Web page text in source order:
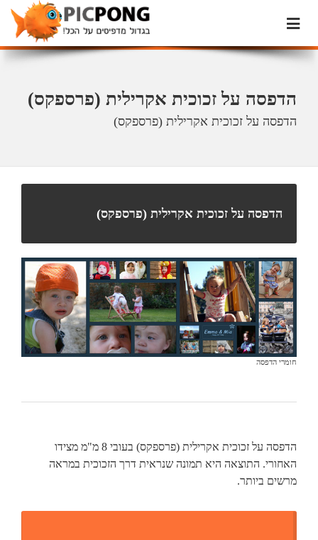
הדפסה על זכוכית אקרילית (פרספקס)
הדפסה על זכוכית אקרילית (פרספקס)
הדפסה על זכוכית אקרילית (פרספקס)
חומרי הדפסה
הדפסה על זכוכית אקרילית (פרספקס) בעובי 8 מ"מ מצידו
האחורי. התוצאה היא תמונה שנראית דרך הזכוכית במראה
מרשים ביותר.